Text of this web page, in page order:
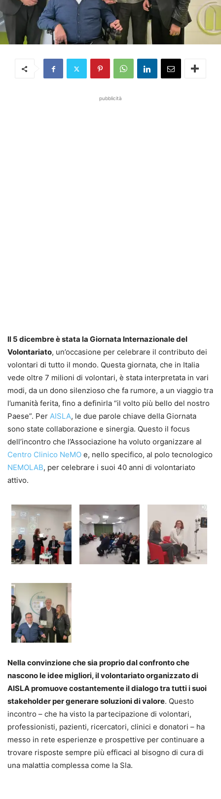
pubblicità
Il 5 dicembre è stata la Giornata Internazionale del
Volontariato, un’occasione per celebrare il contributo dei
volontari di tutto il mondo. Questa giornata, che in Italia
vede oltre 7 milioni di volontari, è stata interpretata in vari
modi, da un dono silenzioso che fa rumore, a un viaggio tra
l’umanità ferita, fino a definirla “il volto più bello del nostro
Paese”. Per AISLA, le due parole chiave della Giornata
sono state collaborazione e sinergia. Questo il focus
dell’incontro che l’Associazione ha voluto organizzare al
Centro Clinico NeMO e, nello specifico, al polo tecnologico
NEMOLAB, per celebrare i suoi 40 anni di volontariato
attivo.
Nella convinzione che sia proprio dal confronto che
nascono le idee migliori, il volontariato organizzato di
AISLA promuove costantemente il dialogo tra tutti i suoi
stakeholder per generare soluzioni di valore. Questo
incontro – che ha visto la partecipazione di volontari,
professionisti, pazienti, ricercatori, clinici e donatori – ha
messo in rete esperienze e prospettive per continuare a
trovare risposte sempre più efficaci al bisogno di cura di
una malattia complessa come la Sla.